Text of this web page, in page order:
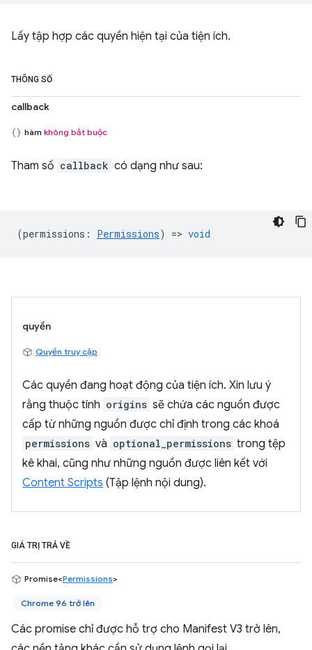
Lấy tập hợp các quyền hiện tại của tiện ích.
THÔNG SỐ
callback
hàm không bắt buộc
Tham số callback có dạng như sau:
(permissions : Permissions) => void
quyền
Quyền truy cập
Các quyền đang hoạt động của tiện ích. Xin lưu ý
rằng thuộc tính origins sẽ chứa các nguồn được
cấp từ những nguồn được chỉ định trong các khoá
permissions và optional_permissions trong tệp
kê khai, cũng như những nguồn được liên kết với
Content Scripts (Tập lệnh nội dung).
GIÁ TRỊ TRẢ VỀ
Promise<Permissions>
Chrome 96 trở lên
Các promise chỉ được hỗ trợ cho Manifest V3 trở lên,